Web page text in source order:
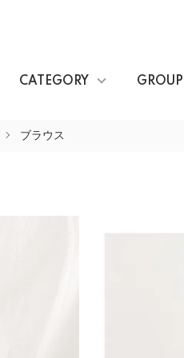
CATEGORY GROUP
ブラウス